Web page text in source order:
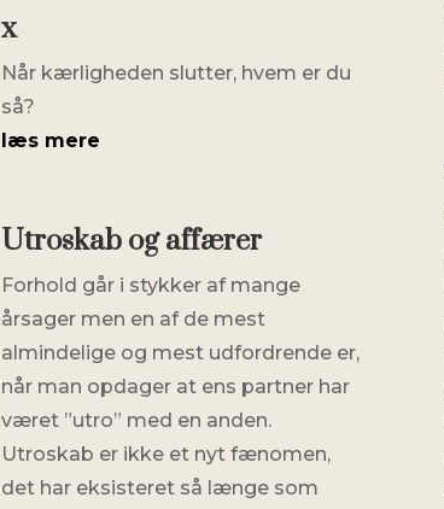
x
Når kærligheden slutter, hvem er du
så?
læs mere
Utroskab og affærer
Forhold går i stykker af mange
årsager men en af de mest
almindelige og mest udfordrende er,
når man opdager at ens partner har
været ”utro” med en anden.
Utroskab er ikke et nyt fænomen,
det har eksisteret så længe som